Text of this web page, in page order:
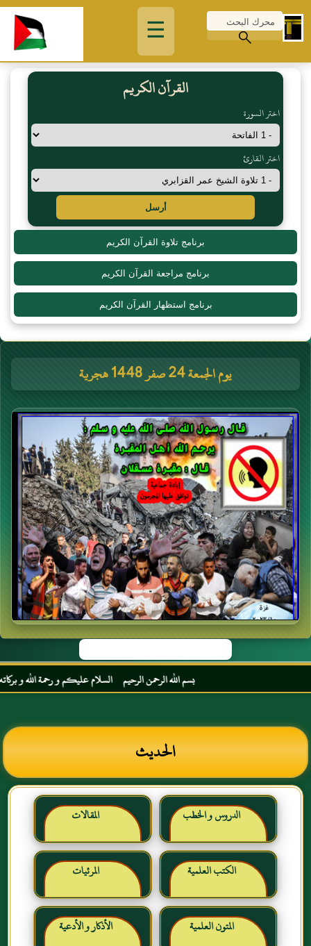
☰
القرآن الكريم
اختر السورة
اختر القارئ
أرسل
برنامج تلاوة القرآن الكريم
برنامج مراجعة القرآن الكريم
برنامج استظهار القرآن الكريم
يوم الجمعة 24 صفر 1448 هجرية
بسم الله الرحمن الرحيم السلام عليكم و رحمة الله و بركاته
الحديث
الدروس و الخطب المقالات
الكتب العلمية المرئيات
المتون العلمية الأذكار و الأدعية